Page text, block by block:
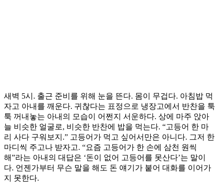
새벽 5시. 출근 준비를 위해 눈을 뜬다. 몸이 무겁다. 아침밥 먹
자고 아내를 깨운다. 귀찮다는 표정으로 냉장고에서 반찬을 툭
툭 꺼내놓는 아내의 모습이 어쩐지 서운하다. 상에 마주 앉아
늘 비슷한 얼굴로, 비슷한 반찬에 밥을 먹는다. “고등어 한 마
리 사다 구워보지.” 고등어가 먹고 싶어서만은 아니다. 그저 한
마디씩 주고나 받자고. “요즘 고등어가 한 손에 삼천 원씩
해”라는 아내의 대답은 ‘돈이 없어 고등어를 못산다’는 말이
다. 언젠가부터 무슨 말을 해도 돈 얘기가 붙어 대화를 이어가
지 못한다.